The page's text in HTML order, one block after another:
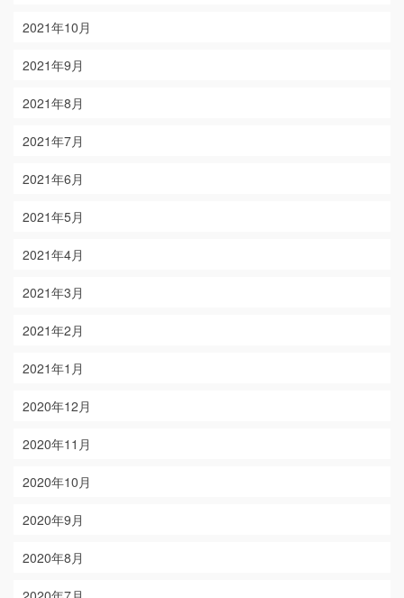
2021年10月
2021年9月
2021年8月
2021年7月
2021年6月
2021年5月
2021年4月
2021年3月
2021年2月
2021年1月
2020年12月
2020年11月
2020年10月
2020年9月
2020年8月